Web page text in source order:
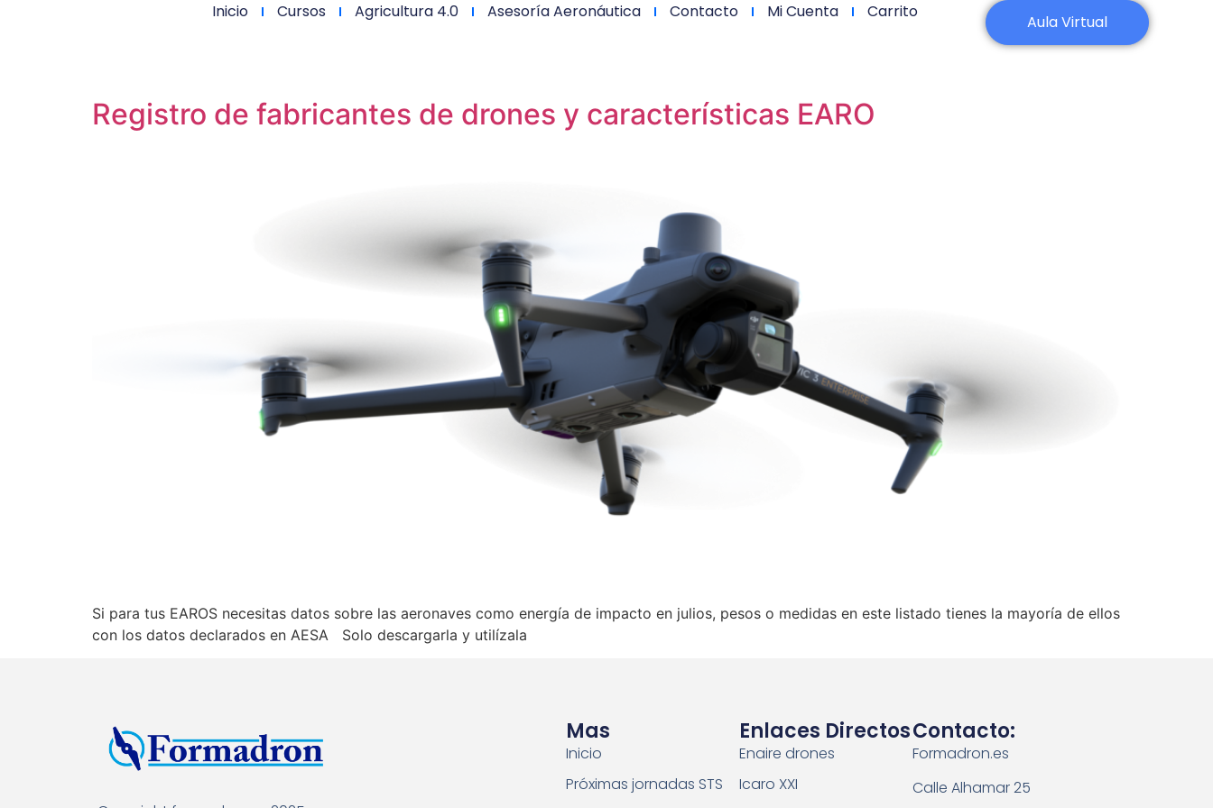
Inicio Cursos Agricultura 4.0 Asesoría Aeronáutica Contacto Mi Cuenta Carrito
Aula Virtual
Registro de fabricantes de drones y características EARO
Si para tus EAROS necesitas datos sobre las aeronaves como energía de impacto en julios, pesos o medidas en este listado tienes la mayoría de ellos
con los datos declarados en AESA Solo descargarla y utilízala
Mas
Inicio
Próximas jornadas STS
Enlaces Directos
Enaire drones
Icaro XXI
Contacto:
Formadron.es
Calle Alhamar 25